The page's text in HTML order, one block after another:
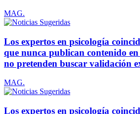
MAG.
Los expertos en psicología
que nunca publican contenido en
no pretenden buscar validación
MAG.
Los expertos en psicología